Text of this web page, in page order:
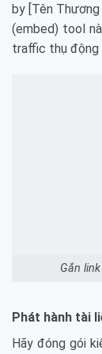
by [Tên Thương
(embed) tool
traffic thụ động
Gắn
Phát hành tài
Hãy đóng gói